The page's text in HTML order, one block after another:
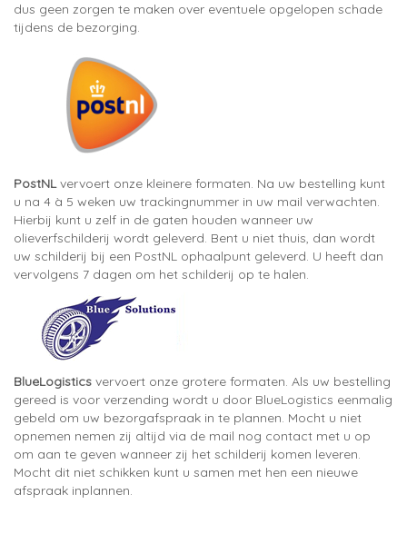
dus geen zorgen te maken over eventuele opgelopen schade
tijdens de bezorging.
PostNLvervoert onze kleinere formaten. Na uw bestelling kunt
u na 4 à 5 weken uw trackingnummer in uw mail verwachten.
Hierbij kunt u zelf in de gaten houden wanneer uw
olieverfschilderij wordt geleverd. Bent u niet thuis, dan wordt
uw schilderij bij een PostNL ophaalpunt geleverd. U heeft dan
vervolgens 7 dagen om het schilderij op te halen.
BlueLogistics vervoert onze grotere formaten. Als uw bestelling
gereed is voor verzending wordt u door BlueLogistics eenmalig
gebeld om uw bezorgafspraak in te plannen. Mocht u niet
opnemen nemen zij altijd via de mail nog contact met u op
om aan te geven wanneer zij het schilderij komen leveren.
Mocht dit niet schikken kunt u samen met hen een nieuwe
afspraak inplannen.